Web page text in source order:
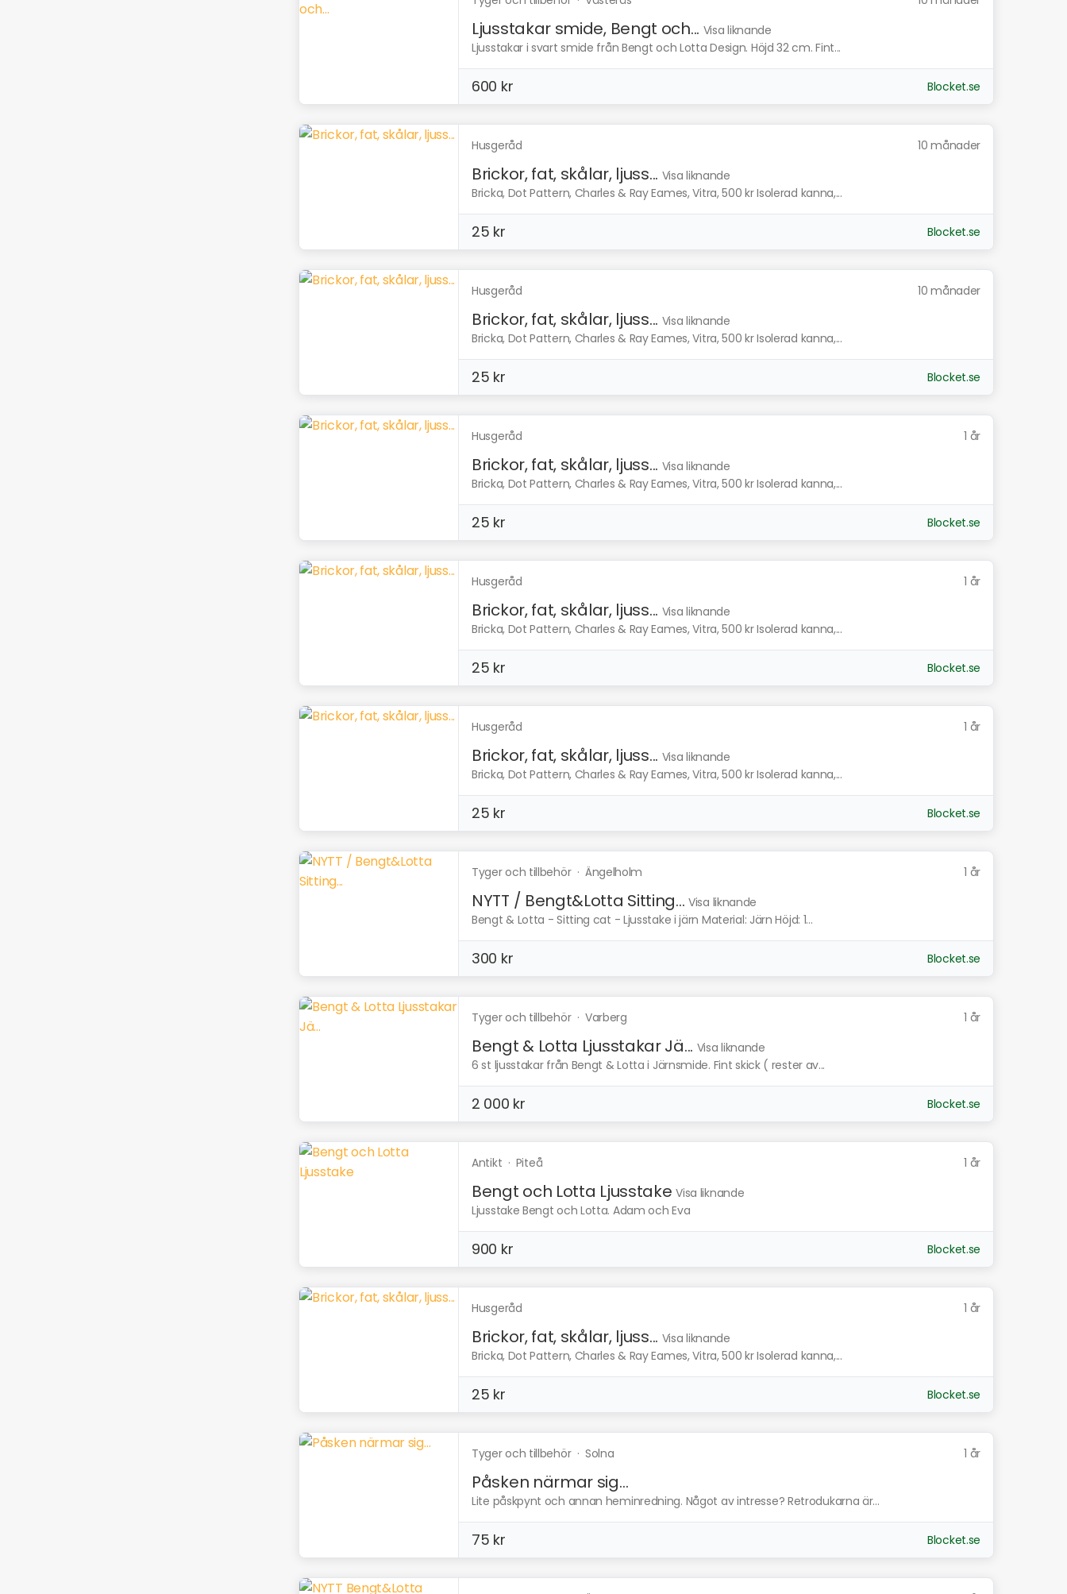
Ljusstakar smide, Bengt och... Visa liknande
Ljusstakar i svart smide från Bengt och Lotta Design. Höjd 32 cm. Fint...
600 kr Blocket.se
Husgeråd 10 månader
Brickor, fat, skålar, ljuss... Visa liknande
Bricka, Dot Pattern, Charles & Ray Eames, Vitra, 500 kr Isolerad kanna,...
25 kr Blocket.se
Husgeråd 10 månader
Brickor, fat, skålar, ljuss... Visa liknande
Bricka, Dot Pattern, Charles & Ray Eames, Vitra, 500 kr Isolerad kanna,...
25 kr Blocket.se
Husgeråd 1 år
Brickor, fat, skålar, ljuss... Visa liknande
Bricka, Dot Pattern, Charles & Ray Eames, Vitra, 500 kr Isolerad kanna,...
25 kr Blocket.se
Husgeråd 1 år
Brickor, fat, skålar, ljuss... Visa liknande
Bricka, Dot Pattern, Charles & Ray Eames, Vitra, 500 kr Isolerad kanna,...
25 kr Blocket.se
Husgeråd 1 år
Brickor, fat, skålar, ljuss... Visa liknande
Bricka, Dot Pattern, Charles & Ray Eames, Vitra, 500 kr Isolerad kanna,...
25 kr Blocket.se
Tyger och tillbehör· Ängelholm 1 år
NYTT / Bengt&Lotta Sitting... Visa liknande
Bengt & Lotta - Sitting cat - Ljusstake i järn Material: Järn Höjd: 1...
300 kr Blocket.se
Tyger och tillbehör· Varberg 1 år
Bengt & Lotta Ljusstakar Jä... Visa liknande
6 st ljusstakar från Bengt & Lotta i Järnsmide. Fint skick ( rester av...
2 000 kr Blocket.se
Antikt · Piteå 1 år
Bengt och Lotta Ljusstake Visa liknande
Ljusstake Bengt och Lotta. Adam och Eva
900 kr Blocket.se
Husgeråd 1 år
Brickor, fat, skålar, ljuss... Visa liknande
Bricka, Dot Pattern, Charles & Ray Eames, Vitra, 500 kr Isolerad kanna,...
25 kr Blocket.se
Tyger och tillbehör· Solna 1 år
Påsken närmar sig…
Lite påskpynt och annan heminredning. Något av intresse? Retrodukarna är...
75 kr Blocket.se